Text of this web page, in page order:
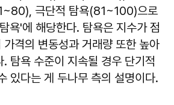
극단적 탐욕(81~100)으로
욕'에 해당한다. 탐욕은 지수가 점
가격의 변동성과 거래량 또한 높아
탐욕 수준이 지속될 경우 단기적
있다는 게 두나무 측의 설명이다.